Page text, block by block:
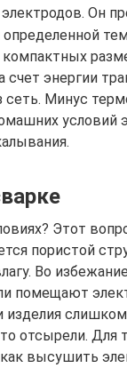
Он
счет энергии
Минус
условий
Этот
пористой
Во
помещают
отсырели. Для
как высушить